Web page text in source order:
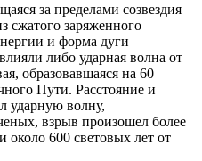
за пределами созвездия
сжатого заряженного
и форма дуги
либо ударная волна от
образовавшаяся на 60
Пути. Расстояние и
ударную волну,
взрыв произошел более
около 600 световых лет от